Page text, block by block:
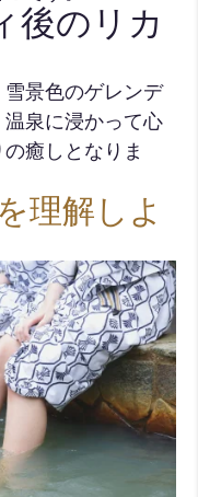
後のリカ
景色のゲレンデ
泉に浸かって心
癒しとなりま
理解しよ